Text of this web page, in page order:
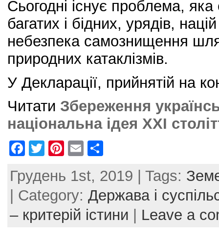
Сьогодні існує проблема,
багатих і бідних, урядів,
небезпека самознищення
природних катаклізмів.
У Декларації, прийнятій на
Читати Збереження
національна ідея XXI
F
c
e
b
o
T
itt
er
Pi
er
e
st
E
ai ar
e
Грудень 1st, 2019 | Tags:
| Category: Держава і
– критерій істини
Leave a